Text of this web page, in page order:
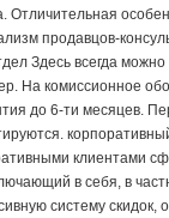
Отличительная
продавцов-
Здесь всегда можно
На комиссионное
до 6-ти месяцев.
клиентами
в себя, в
систему скидок,